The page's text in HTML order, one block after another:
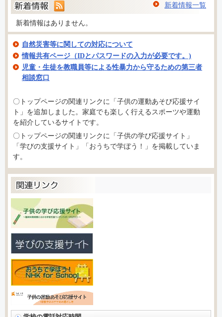
新着情報一覧
新着情報はありません。
自然災害等に関しての対応について
情報共有ページ（IDとパスワードの入力が必要です。)
児童・生徒を教職員等による性暴力から守るための第三者
相談窓口
〇トップページの関連リンクに「子供の運動あそび応援サイ
ト」を追加しました。家庭でも楽しく行えるスポーツや運動
を紹介しているサイトです。
〇トップページの関連リンクに「子供の学び応援サイト」
「学びの支援サイト」「おうちで学ぼう！」を掲載していま
す。